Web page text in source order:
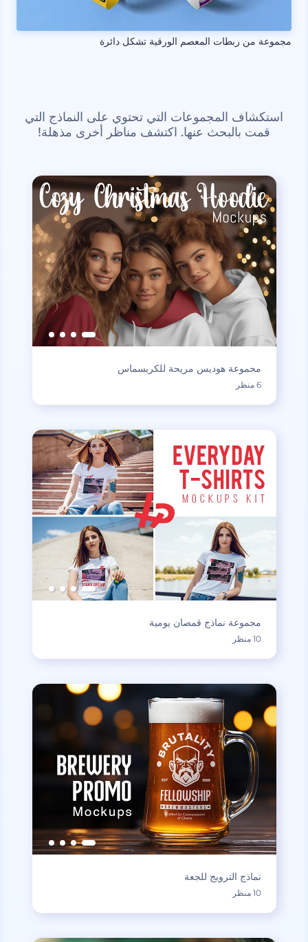
مجموعة من ربطات المعصم الورقية تشكل دائرة
استكشاف المجموعات التي تحتوي على النماذج التي
قمت بالبحث عنها. اكتشف مناظر أخرى مذهلة!
مجموعة هوديس مريحة للكريسماس
6 منظر
مجموعة نماذج قمصان يومية
10 منظر
نماذج الترويج للجعة
10 منظر